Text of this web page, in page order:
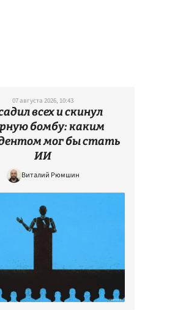
07 августа 2026, 10:43
всех и скинул
бомбу: каким
мог бы стать
ИИ
Виталий Рюмшин